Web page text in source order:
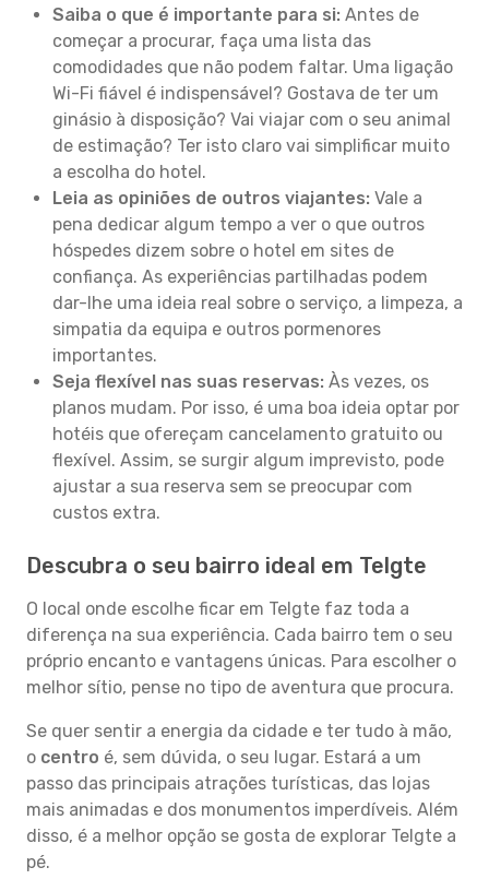
Saiba o que é importante para si: Antes de
começar a procurar, faça uma lista das
comodidades que não podem faltar. Uma ligação
Wi-Fi fiável é indispensável? Gostava de ter um
ginásio à disposição? Vai viajar com o seu animal
de estimação? Ter isto claro vai simplificar muito
a escolha do hotel.
Leia as opiniões de outros viajantes: Vale a
pena dedicar algum tempo a ver o que outros
hóspedes dizem sobre o hotel em sites de
confiança. As experiências partilhadas podem
dar-lhe uma ideia real sobre o serviço, a limpeza, a
simpatia da equipa e outros pormenores
importantes.
Seja flexível nas suas reservas: Às vezes, os
planos mudam. Por isso, é uma boa ideia optar por
hotéis que ofereçam cancelamento gratuito ou
flexível. Assim, se surgir algum imprevisto, pode
ajustar a sua reserva sem se preocupar com
custos extra.
Descubra o seu bairro ideal em Telgte
O local onde escolhe ficar em Telgte faz toda a
diferença na sua experiência. Cada bairro tem o seu
próprio encanto e vantagens únicas. Para escolher o
melhor sítio, pense no tipo de aventura que procura.
Se quer sentir a energia da cidade e ter tudo à mão,
o centro é, sem dúvida, o seu lugar. Estará a um
passo das principais atrações turísticas, das lojas
mais animadas e dos monumentos imperdíveis. Além
disso, é a melhor opção se gosta de explorar Telgte a
pé.